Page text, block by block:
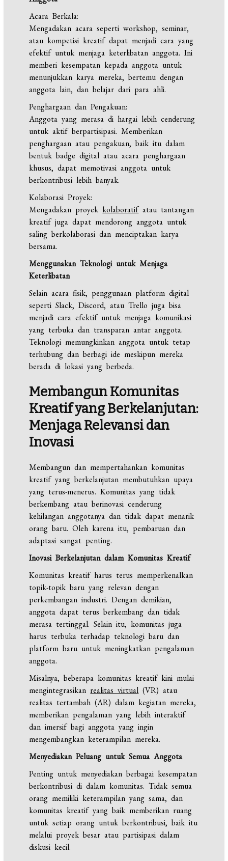
Acara Berkala:
Mengadakan acara seperti workshop, seminar,
atau kompetisi kreatif dapat menjadi cara yang
efektif untuk menjaga keterlibatan anggota. Ini
memberi kesempatan kepada anggota untuk
menunjukkan karya mereka, bertemu dengan
anggota lain, dan belajar dari para ahli.
Penghargaan dan Pengakuan:
Anggota yang merasa di hargai lebih cenderung
untuk aktif berpartisipasi. Memberikan
penghargaan atau pengakuan, baik itu dalam
bentuk badge digital atau acara penghargaan
khusus, dapat memotivasi anggota untuk
berkontribusi lebih banyak.
Kolaborasi Proyek:
Mengadakan proyek kolaboratifatau tantangan
kreatif juga dapat mendorong anggota untuk
saling berkolaborasi dan menciptakan karya
bersama.
Menggunakan Teknologi untuk Menjaga
Keterlibatan
Selain acara fisik, penggunaan platform digital
seperti Slack, Discord, atau Trello juga bisa
menjadi cara efektif untuk menjaga komunikasi
yang terbuka dan transparan antar anggota.
Teknologi memungkinkan anggota untuk tetap
terhubung dan berbagi ide meskipun mereka
berada di lokasi yang berbeda.
Membangun Komunitas
Kreatif yang Berkelanjutan:
Menjaga Relevansi dan
Inovasi
Membangun dan mempertahankan komunitas
kreatif yang berkelanjutan membutuhkan upaya
yang terus-menerus. Komunitas yang tidak
berkembang atau berinovasi cenderung
kehilangan anggotanya dan tidak dapat menarik
orang baru. Oleh karena itu, pembaruan dan
adaptasi sangat penting.
Inovasi Berkelanjutan dalam Komunitas Kreatif
Komunitas kreatif harus terus memperkenalkan
topik-topik baru yang relevan dengan
perkembangan industri. Dengan demikian,
anggota dapat terus berkembang dan tidak
merasa tertinggal. Selain itu, komunitas juga
harus terbuka terhadap teknologi baru dan
platform baru untuk meningkatkan pengalaman
anggota.
Misalnya, beberapa komunitas kreatif kini mulai
mengintegrasikan realitas virtual (VR) atau
realitas tertambah (AR) dalam kegiatan mereka,
memberikan pengalaman yang lebih interaktif
dan imersif bagi anggota yang ingin
mengembangkan keterampilan mereka.
Menyediakan Peluang untuk Semua Anggota
Penting untuk menyediakan berbagai kesempatan
berkontribusi di dalam komunitas. Tidak semua
orang memiliki keterampilan yang sama, dan
komunitas kreatif yang baik memberikan ruang
untuk setiap orang untuk berkontribusi, baik itu
melalui proyek besar atau partisipasi dalam
diskusi kecil.